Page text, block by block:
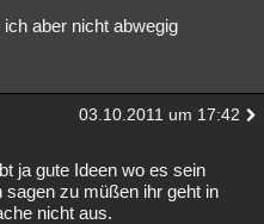
aber nicht abwegig
03.10.2011 um 17:42
ja gute Ideen wo es sein
zu müßen ihr geht in
nicht aus.